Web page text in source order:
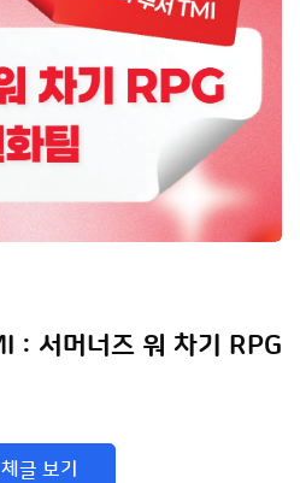
: 서머너즈 워 차기 RPG
글 보기